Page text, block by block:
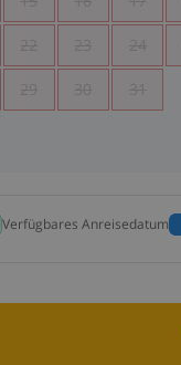
22 23 24
29 30 31
Verfügbares Anreisedatum